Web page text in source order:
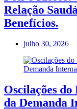
Relação
Benefícios.
julho 30, 2026
Oscilações
da Demanda